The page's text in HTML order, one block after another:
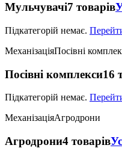
Мульчувачі7 товарів
Підкатегорій немає.
МеханізаціяПосівні
Посівні комплекси16
Підкатегорій немає.
МеханізаціяАгродрони
Агродрони4 товарів